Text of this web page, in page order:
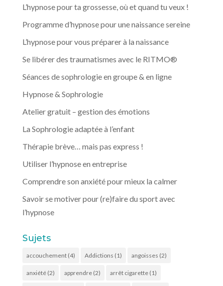
L’hypnose pour ta grossesse, où et quand tu veux !
Programme d’hypnose pour une naissance sereine
L’hypnose pour vous préparer à la naissance
Se libérer des traumatismes avec le RITMO®
Séances de sophrologie en groupe & en ligne
Hypnose & Sophrologie
Atelier gratuit – gestion des émotions
La Sophrologie adaptée à l’enfant
Thérapie brève… mais pas express !
Utiliser l’hypnose en entreprise
Comprendre son anxiété pour mieux la calmer
Savoir se motiver pour (re)faire du sport avec
l’hypnose
Sujets
accouchement(4) Addictions (1) angoisses (2)
anxiété(2) apprendre(2) arrêt cigarette(1)